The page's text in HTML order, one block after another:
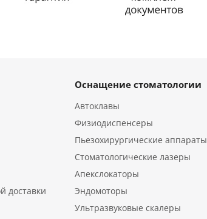
доставки
Оснащение стоматологии
Автоклавы
Физиодиспенсеры
Пьезохирургические аппараты
Стоматологические лазеры
Апекслокаторы
Эндомоторы
Ультразвуковые скалеры